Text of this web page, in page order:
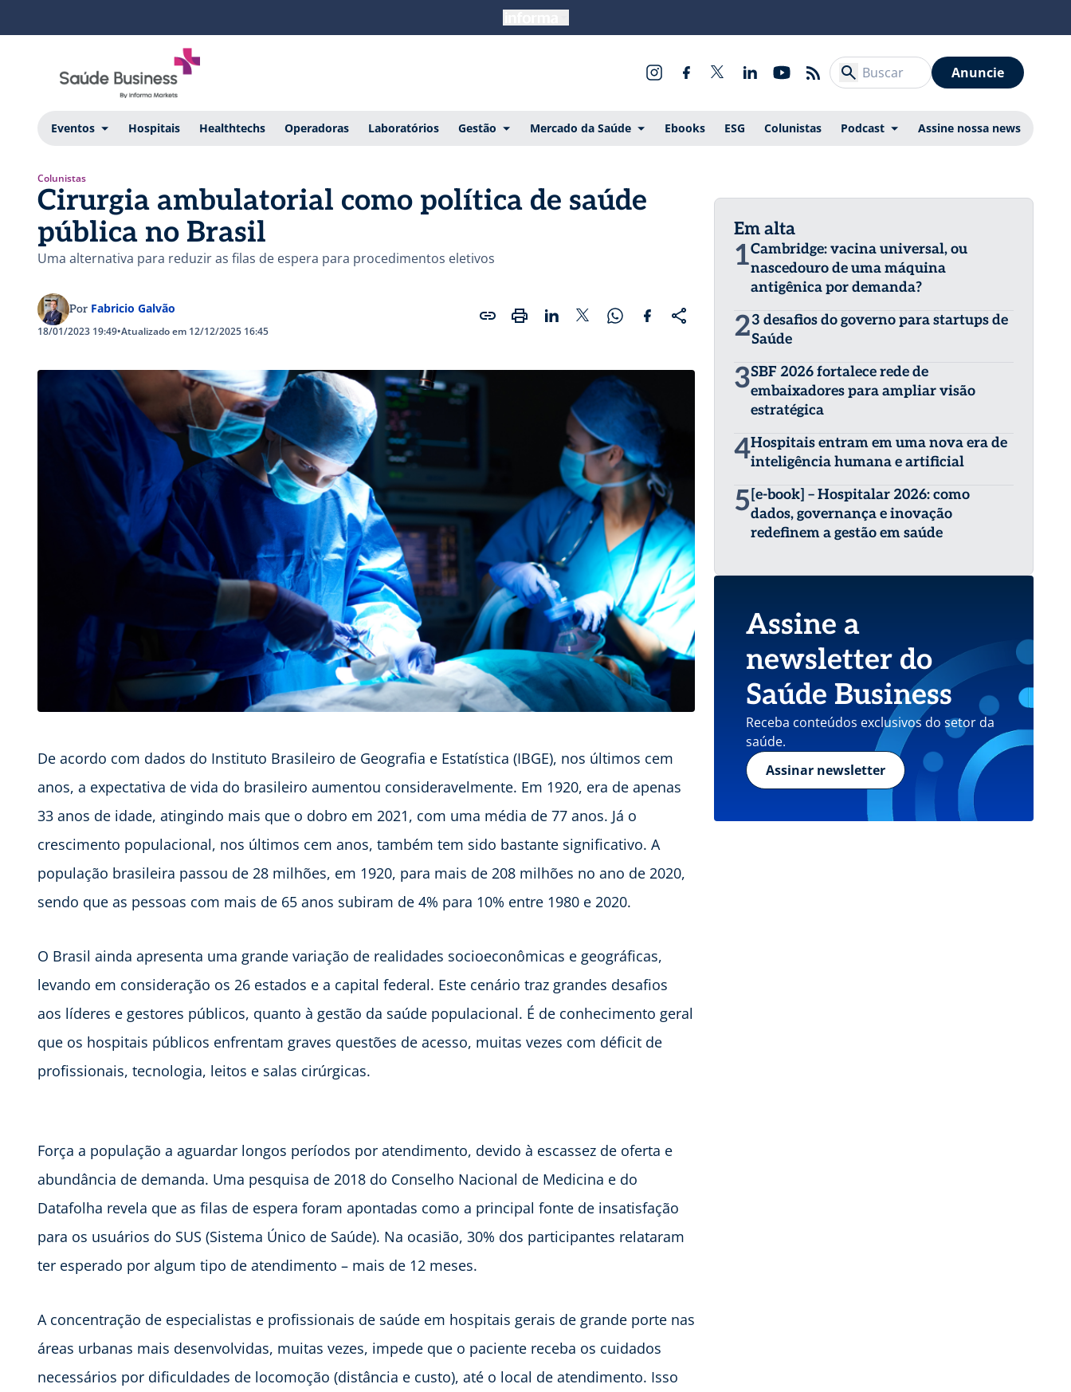
Anuncie
Eventos Hospitais Healthtechs Operadoras Laboratórios Gestão Mercado da Saúde Ebooks ESG Colunistas Podcast Assine nossa news
Colunistas
Cirurgia ambulatorial como política de saúde
pública no Brasil
Uma alternativa para reduzir as filas de espera para procedimentos eletivos
Por Fabricio Galvão
18/01/2023 19:49•Atualizado em 12/12/2025 16:45
De acordo com dados do Instituto Brasileiro de Geografia e Estatística (IBGE), nos últimos cem
anos, a expectativa de vida do brasileiro aumentou consideravelmente. Em 1920, era de apenas
33 anos de idade, atingindo mais que o dobro em 2021, com uma média de 77 anos. Já o
crescimento populacional, nos últimos cem anos, também tem sido bastante significativo. A
população brasileira passou de 28 milhões, em 1920, para mais de 208 milhões no ano de 2020,
sendo que as pessoas com mais de 65 anos subiram de 4% para 10% entre 1980 e 2020.
O Brasil ainda apresenta uma grande variação de realidades socioeconômicas e geográficas,
levando em consideração os 26 estados e a capital federal. Este cenário traz grandes desafios
aos líderes e gestores públicos, quanto à gestão da saúde populacional. É de conhecimento geral
que os hospitais públicos enfrentam graves questões de acesso, muitas vezes com déficit de
profissionais, tecnologia, leitos e salas cirúrgicas.
Força a população a aguardar longos períodos por atendimento, devido à escassez de oferta e
abundância de demanda. Uma pesquisa de 2018 do Conselho Nacional de Medicina e do
Datafolha revela que as filas de espera foram apontadas como a principal fonte de insatisfação
para os usuários do SUS (Sistema Único de Saúde). Na ocasião, 30% dos participantes relataram
ter esperado por algum tipo de atendimento – mais de 12 meses.
A concentração de especialistas e profissionais de saúde em hospitais gerais de grande porte nas
áreas urbanas mais desenvolvidas, muitas vezes, impede que o paciente receba os cuidados
necessários por dificuldades de locomoção (distância e custo), até o local de atendimento. Isso
Em alta
1Cambridge: vacina universal, ou
nascedouro de uma máquina
antigênica por demanda?
23 desafios do governo para startups de
Saúde
3SBF 2026 fortalece rede de
embaixadores para ampliar visão
estratégica
4Hospitais entram em uma nova era de
inteligência humana e artificial
5 [e-book] – Hospitalar 2026: como
dados, governança e inovação
redefinem a gestão em saúde
Assine a
newsletter do
Saúde Business
Receba conteúdos exclusivos do setor da
saúde.
Assinar newsletter